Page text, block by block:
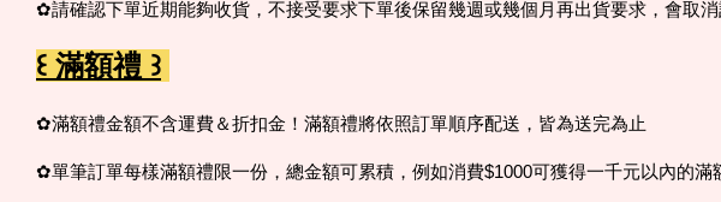
✿請確認下單近期能夠收貨，不接受要求下單後保留幾週或幾個月再出貨要求，會取消
꒰ 滿額禮 ꒱
✿滿額禮金額不含運費＆折扣金！滿額禮將依照訂單順序配送，皆為送完為止
✿單筆訂單每樣滿額禮限一份，總金額可累積，例如消費$1000可獲得一千元以內的滿